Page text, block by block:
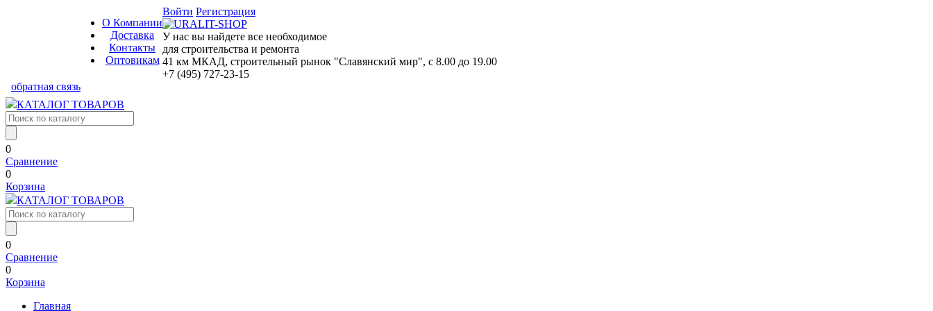
О Компании
Доставка
Контакты
Оптовикам
Войти Регистрация
У нас вы найдете все необходимое
для строительства и ремонта
41 км МКАД, строительный рынок "Славянский мир", с 8.00 до 19.00
+7 (495) 727-23-15
обратная связь
КАТАЛОГ ТОВАРОВ
0
Сравнение
0
Корзина
КАТАЛОГ ТОВАРОВ
0
Сравнение
0
Корзина
Главная